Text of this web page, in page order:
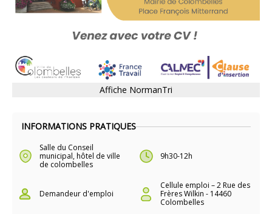
INFORMATIONS PRATIQUES
Salle du Conseil
municipal, hôtel de ville
de colombelles
9h30-12h
Demandeur d'emploi
Cellule emploi – 2 Rue des
Frères Wilkin - 14460
Colombelles
Affiche NormanTri